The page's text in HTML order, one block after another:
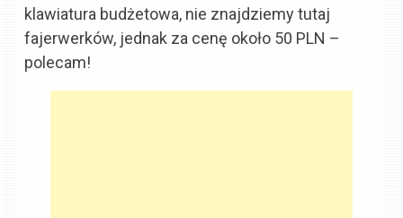
klawiatura budżetowa, nie znajdziemy tutaj
fajerwerków, jednak za cenę około 50 PLN –
polecam!